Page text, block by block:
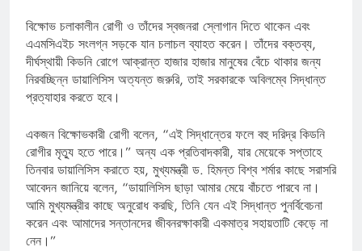
বিক্ষোভ চলাকালীন রোগী ও তাঁদের স্বজনরা স্লোগান দিতে থাকেন এবং
এএমসিএইচ সংলগ্ন সড়কে যান চলাচল ব্যাহত করেন। তাঁদের বক্তব্য,
দীর্ঘস্থায়ী কিডনি রোগে আক্রান্ত হাজার হাজার মানুষের বেঁচে থাকার জন্য
নিরবচ্ছিন্ন ডায়ালিসিস অত্যন্ত জরুরি, তাই সরকারকে অবিলম্বে সিদ্ধান্ত
প্রত্যাহার করতে হবে।
একজন বিক্ষোভকারী রোগী বলেন, “এই সিদ্ধান্তের ফলে বহু দরিদ্র কিডনি
রোগীর মৃত্যু হতে পারে।” অন্য এক প্রতিবাদকারী, যার মেয়েকে সপ্তাহে
তিনবার ডায়ালিসিস করাতে হয়, মুখ্যমন্ত্রী ড. হিমন্ত বিশ্ব শর্মার কাছে সরাসরি
আবেদন জানিয়ে বলেন, “ডায়ালিসিস ছাড়া আমার মেয়ে বাঁচতে পারবে না।
আমি মুখ্যমন্ত্রীর কাছে অনুরোধ করছি, তিনি যেন এই সিদ্ধান্ত পুনর্বিবেচনা
করেন এবং আমাদের সন্তানদের জীবনরক্ষাকারী একমাত্র সহায়তাটি কেড়ে না
নেন।”